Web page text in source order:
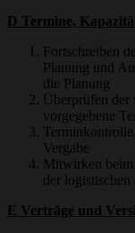
D Termine,
Fortschreiben
Planung und
die Planung
Überprüfen
vorgegebene
Vergabe
Mitwirken
der
E Verträge und